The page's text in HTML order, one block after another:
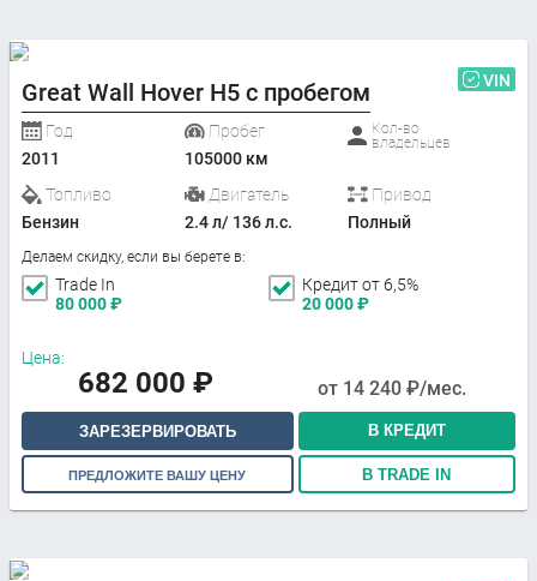
Great Wall Hover H5 с пробегом VIN
Год
2011
Пробег
105000 км
Кол-во
владельцев
Топливо
Бензин
Двигатель
2.4 л/ 136 л.с.
Привод
Полный
Делаем скидку, если вы берете в:
Trade In
80 000₽
Кредит от 6,5%
20 000₽
Цена:
682 000 ₽ от 14 240 ₽/мес.
ЗАРЕЗЕРВИРОВАТЬ В КРЕДИТ
ПРЕДЛОЖИТЕ ВАШУ ЦЕНУ В TRADE IN